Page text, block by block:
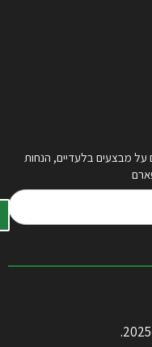
מבצעים בלעדיים, הנחות